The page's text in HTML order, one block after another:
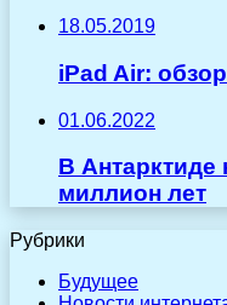
18.05.2019
iPad Air:
01.06.2022
В
миллион лет
Рубрики
Будущее